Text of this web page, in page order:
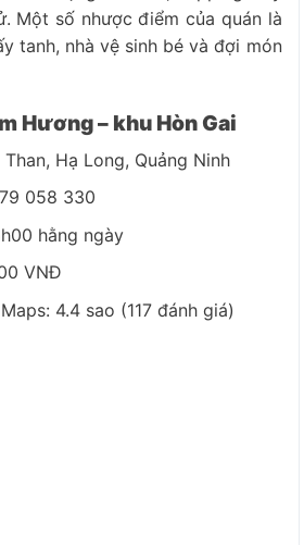
Một số nhược điểm của quán là
tanh, nhà vệ sinh bé và đợi món
Hương – khu Hòn Gai
Hạ Long, Quảng Ninh
058 330
hằng ngày
VNĐ
4.4 sao (117 đánh giá)